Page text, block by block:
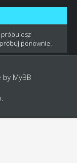
próbujesz
ponownie.
by MyBB
.